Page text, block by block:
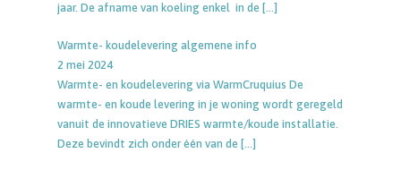
jaar. De afname van koeling enkel in de […]
Warmte- koudelevering algemene info
2 mei 2024
Warmte- en koudelevering via WarmCruquius De
warmte- en koude levering in je woning wordt geregeld
vanuit de innovatieve DRIES warmte/koude installatie.
Deze bevindt zich onder één van de […]